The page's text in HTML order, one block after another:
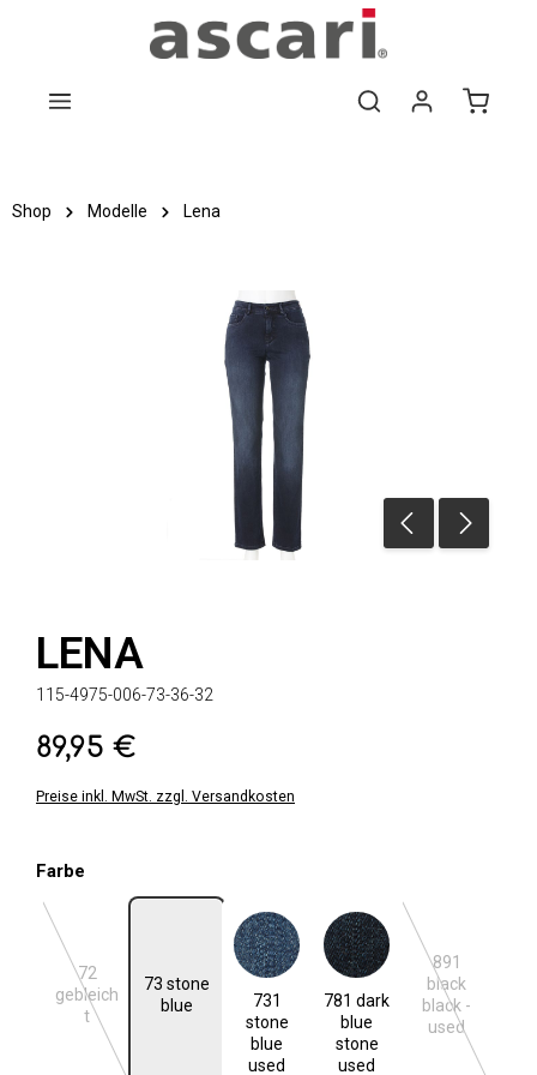
Zum Hauptinhalt springen
Shop Modelle Lena
LENA
115-4975-006-73-36-32
Regulärer Preis:
89,95 €
Preise inkl. MwSt. zzgl. Versandkosten
Farbe
72
gebleich
t
(Diese Option ist zurzeit nicht verfügbar.)
73 stone
blue
731
stone
blue
used
731 stone blue used781 dark
blue
stone
used
781 dark blue stone used
891
black
black -
used
(Diese